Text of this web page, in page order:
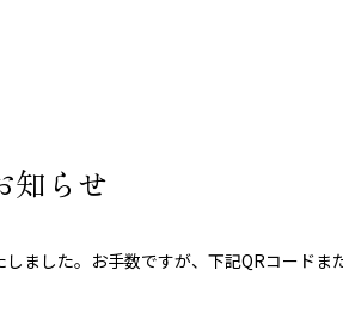
知らせ
ました。お手数ですが、下記QRコードま